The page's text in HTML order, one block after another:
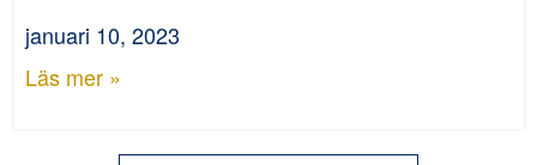
januari 10, 2023
Läs mer »